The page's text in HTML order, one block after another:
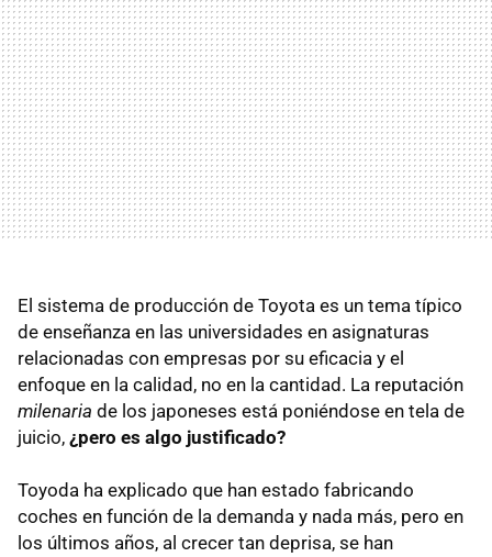
El sistema de producción de Toyota es un tema típico
de enseñanza en las universidades en asignaturas
relacionadas con empresas por su eficacia y el
enfoque en la calidad, no en la cantidad. La reputación
milenaria de los japoneses está poniéndose en tela de
juicio, ¿pero es algo justificado?
Toyoda ha explicado que han estado fabricando
coches en función de la demanda y nada más, pero en
los últimos años, al crecer tan deprisa, se han